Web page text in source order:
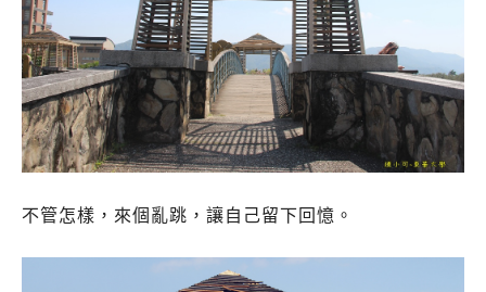
不管怎樣，來個亂跳，讓自己留下回憶。